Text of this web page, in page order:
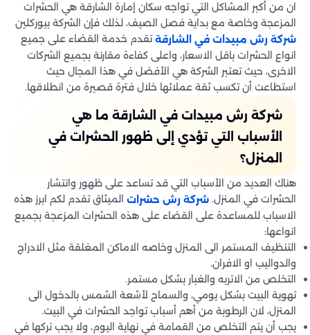
ان من أكبر المشاكل التي تواجه سكان إمارة الشارقة هي الحشرات
المزعجة وخاصة مع بداية فصل الصيف، لذلك فإن الشركة بيوركلين
شركة رش مبيدات في الشارقةتقدم خدمة القضاء على جميع
انواع الحشرات باقل الاسعار، واعلى كفاءة مقارنة بجميع الشركات
الاخرى، حيث تعتبر الشركة هي الأفضل في هذا المجال حيث
استطاعت أن تكسب ثقة عملائها خلال فترة قصيرة من انطلاقها.
شركة رش مبيدات في الشارقة ما هي
الأسباب التي تؤدي إلى ظهور الحشرات في
المنزل؟
هناك العديد من الأسباب التي قد تساعد على ظهور وانتشار
الحشرات في المنزل. شركة رش حشرات الميثاق تقدم لكم ابرز هذه
الاسباب للمساعدة على القضاء على هذه الحشرات المزعجة بجميع
انواعها:
التنظيف المستمر الى المنزل وخاصه الاماكن المغلقة مثل الادراج
والدواليب او الافران.
التخلص من الاتربه والغبار بشكل مستمر.
تهوية البيت بشكل يومي، والسماح لأشعة الشمس بالدخول الى
المنزل، لان الرطوبة من أهم أسباب تواجد الحشرات في البيت.
يجب أن يتم التخلص من القمامة في نهاية اليوم، ولا يجب تركها في